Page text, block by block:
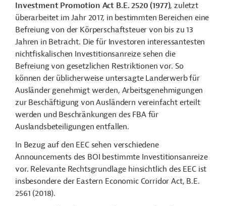
Investment Promotion Act B.E. 2520 (1977), zuletzt
überarbeitet im Jahr 2017, in bestimmten Bereichen eine
Befreiung von der Körperschaftsteuer von bis zu 13
Jahren in Betracht. Die für Investoren interessantesten
nichtfiskalischen Investitionsanreize sehen die
Befreiung von gesetzlichen Restriktionen vor. So
können der üblicherweise untersagte Landerwerb für
Ausländer genehmigt werden, Arbeitsgenehmigungen
zur Beschäftigung von Ausländern vereinfacht erteilt
werden und Beschränkungen des FBA für
Auslandsbeteiligungen entfallen.
In Bezug auf den EEC sehen verschiedene
Announcements des BOI bestimmte Investitionsanreize
vor. Relevante Rechtsgrundlage hinsichtlich des EEC ist
insbesondere der Eastern Economic Corridor Act, B.E.
2561 (2018).